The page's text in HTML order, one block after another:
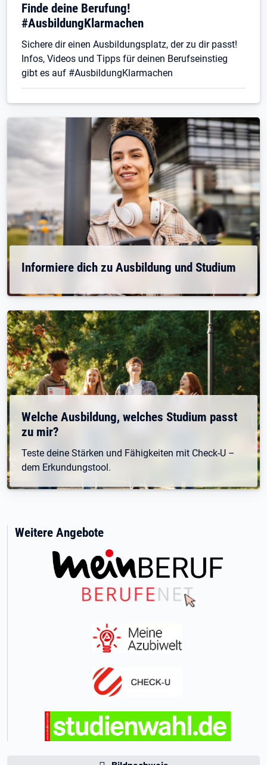
Finde deine Berufung!
#AusbildungKlarmachen
Sichere dir einen Ausbildungsplatz, der zu dir passt!
Infos, Videos und Tipps für deinen Berufseinstieg
gibt es auf #AusbildungKlarmachen
Informiere dich zu Ausbildung und Studium
Welche Ausbildung, welches Studium passt
zu mir?
Teste deine Stärken und Fähigkeiten mit Check-U –
dem Erkundungstool.
Weitere Angebote